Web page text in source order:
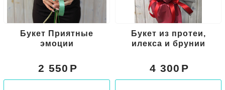
Букет Приятные
эмоции
2 550
Букет из протеи,
илекса и брунии
4 300